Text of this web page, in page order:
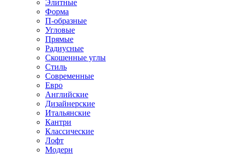
Элитные
Форма
П-образные
Угловые
Прямые
Радиусные
Скошенные углы
Стиль
Современные
Евро
Английские
Дизайнерские
Итальянские
Кантри
Классические
Лофт
Модерн